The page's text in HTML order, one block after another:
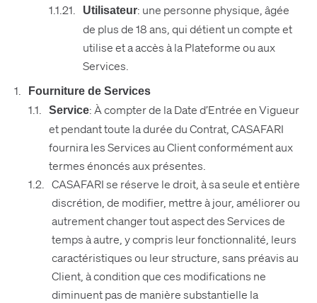
Utilisateur: une personne physique, âgée
de plus de 18 ans, qui détient un compte et
utilise et a accès à la Plateforme ou aux
Services.
Fourniture de Services
Service: À compter de la Date d’Entrée en Vigueur
et pendant toute la durée du Contrat, CASAFARI
fournira les Services au Client conformément aux
termes énoncés aux présentes.
CASAFARI se réserve le droit, à sa seule et entière
discrétion, de modifier, mettre à jour, améliorer ou
autrement changer tout aspect des Services de
temps à autre, y compris leur fonctionnalité, leurs
caractéristiques ou leur structure, sans préavis au
Client, à condition que ces modifications ne
diminuent pas de manière substantielle la